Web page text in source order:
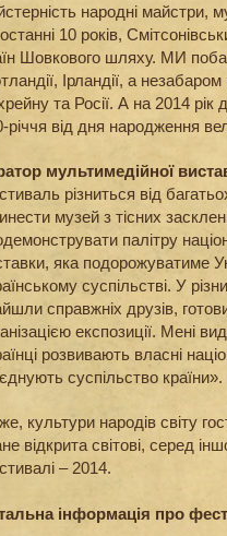
народні майстри,
10 років,
Шовкового шляху. МИ
Ірландії, а
та Росії. А на 2014 рік
річчя від дня народження
мультимедійної
різниться від
музей з тісних
палітру
яка подорожуватиме
суспільстві. У
справжніх друзів,
експозиції. Мені
розвивають власні
суспільство країни».
культури народів світу
відкрита світові, серед
– 2014.
інформація про